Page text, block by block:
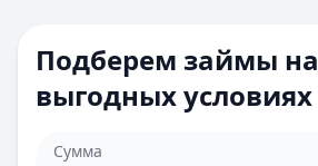
Подберем займы на
выгодных условиях
Сумма